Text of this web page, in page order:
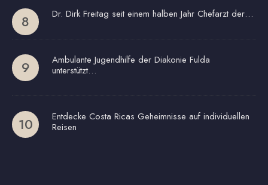
Dr. Dirk Freitag seit einem halben Jahr Chefarzt der…
Ambulante Jugendhilfe der Diakonie Fulda
unterstützt…
Entdecke Costa Ricas Geheimnisse auf individuellen
Reisen